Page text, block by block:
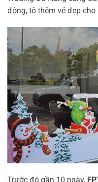
động, tô thêm vẻ đẹp
Trước đó gần 10 ngày,